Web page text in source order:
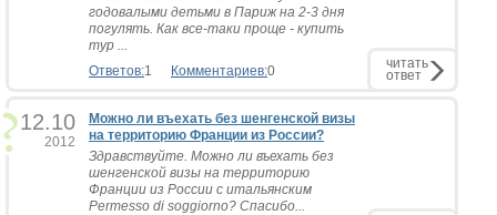
годовалыми детьми в Париж на 2-3 дня
погулять. Как все-таки проще - купить
тур ...
Ответов:1 Комментариев:0 читать
ответ
12.10
2012
Можно ли въехать без шенгенской визы
на территорию Франции из России?
Здравствуйте. Можно ли въехать без
шенгенской визы на территорию
Франции из России с итальянским
Permesso di soggiorno? Спасибо...